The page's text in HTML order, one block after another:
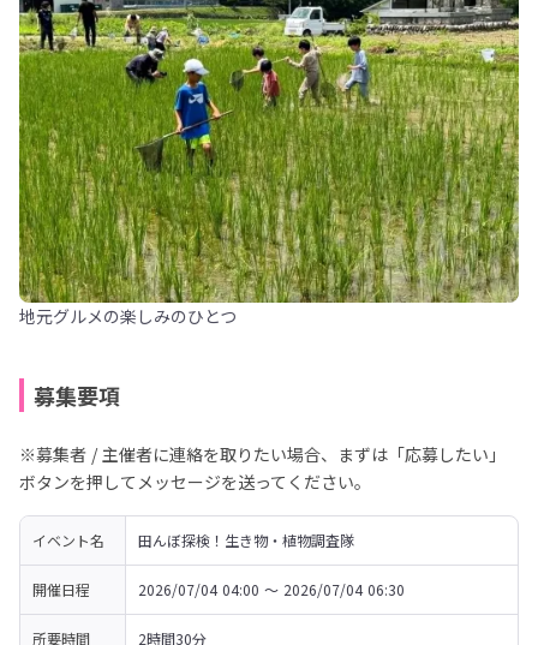
地元グルメの楽しみのひとつ
募集要項
※募集者 / 主催者に連絡を取りたい場合、まずは「応募したい」
ボタンを押してメッセージを送ってください。
イベント名 田んぼ探検！生き物・植物調査隊
開催日程 2026/07/04 04:00 〜 2026/07/04 06:30
所要時間 2時間30分